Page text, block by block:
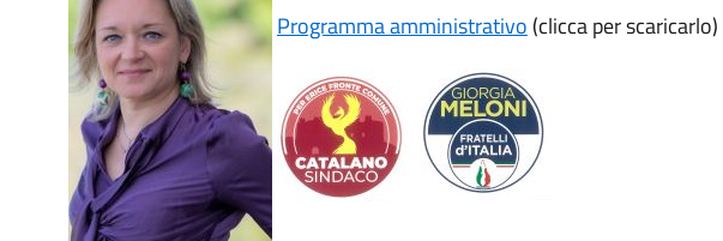
Programma amministrativo (clicca per scaricarlo)